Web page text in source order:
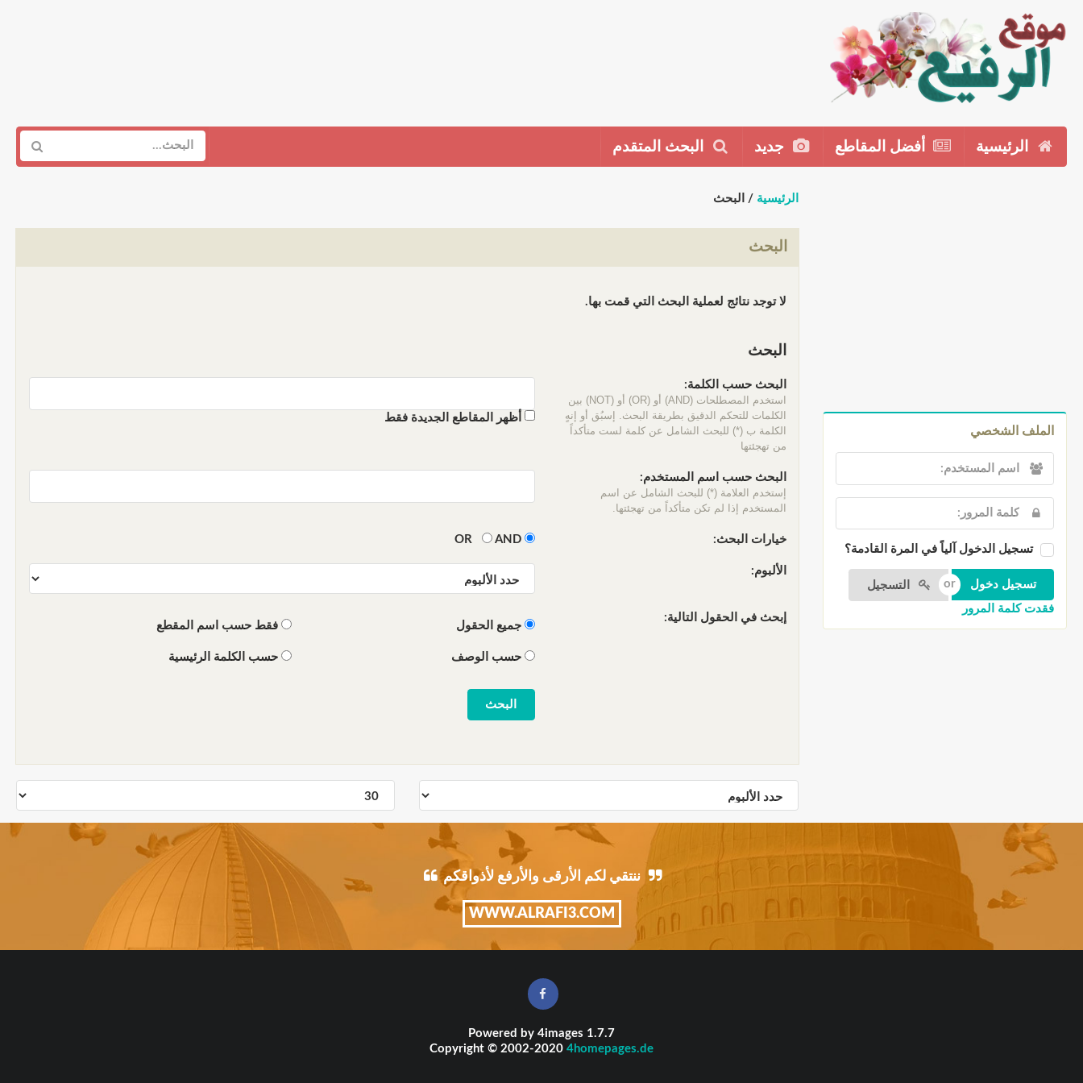
الرئيسية أفضل المقاطع جديد البحث المتقدم
الملف الشخصي
تسجيل الدخول آلياً في المرة القادمة؟
التسجيل
فقدت كلمة المرور
الرئيسية / البحث
البحث
لا توجد نتائج لعملية البحث التي قمت بها.
البحث
البحث حسب الكلمة:
استخدم المصطلحات (AND) أو (OR) أو (NOT) بين
الكلمات للتحكم الدقيق بطريقة البحث. إسبُق أو إنهٍ
الكلمة ب (*) للبحث الشامل عن كلمة لست متأكداً
من تهجئتها
أظهر المقاطع الجديدة فقط
البحث حسب اسم المستخدم:
إستخدم العلامة (*) للبحث الشامل عن اسم
المستخدم إذا لم تكن متأكداً من تهجئتها.
خيارات البحث: OR
AND
الألبوم:
إبحث في الحقول التالية:
جميع الحقول فقط حسب اسم المقطع
حسب الوصف حسب الكلمة الرئيسية
ننتقي لكم الأرقى والأرفع لأذواقكم
WWW.ALRAFI3.COM
Powered by 4images 1.7.7
Copyright © 2002-2020 4homepages.de